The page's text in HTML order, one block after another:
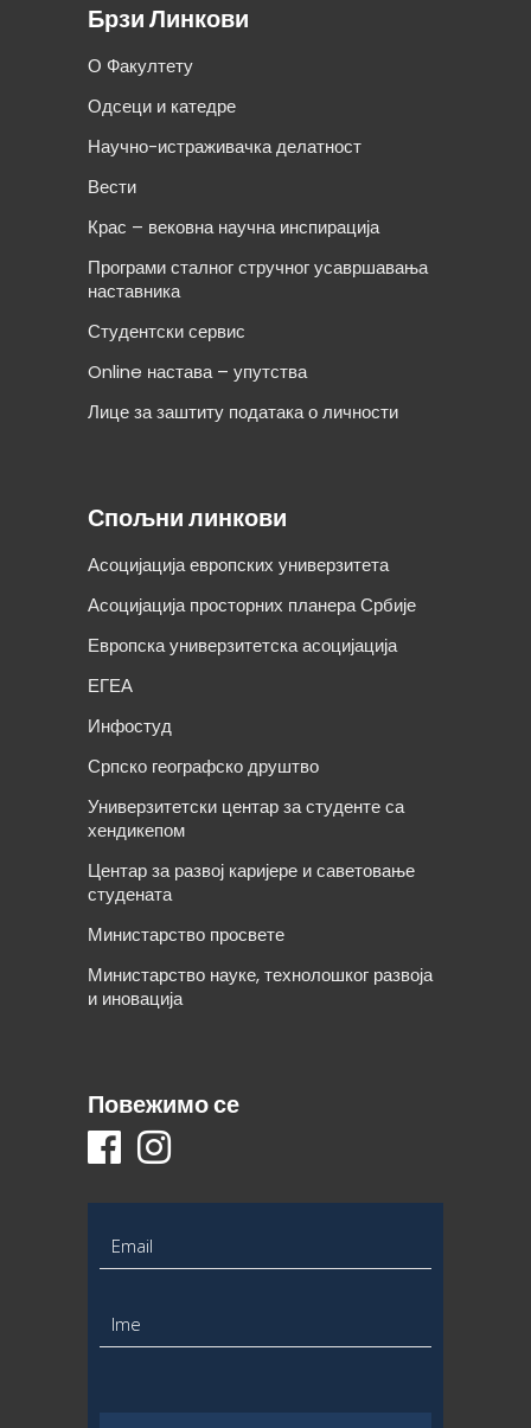
Брзи Линкови
О Факултету
Одсеци и катедре
Научно-истраживачка делатност
Вести
Крас – вековна научна инспирација
Програми сталног стручног усавршавања
наставника
Студентски сервис
Online настава – упутства
Лице за заштиту података о личности
Спољни линкови
Асоцијација европских универзитета
Асоцијација просторних планера Србије
Европска универзитетска асоцијација
ЕГЕА
Инфостуд
Српско географско друштво
Универзитетски центар за студенте са
хендикепом
Центар за развој каријере и саветовање
студената
Министарство просвете
Министарство науке, технолошког развоја
и иновација
Повежимо се